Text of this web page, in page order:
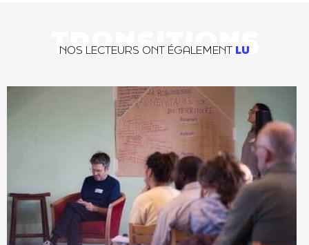
TRANSITIONS
NOS LECTEURS ONT ÉGALEMENT LU